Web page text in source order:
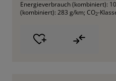
Energieverbrauch (kombiniert):
(kombiniert): 283 g/km; CO2-